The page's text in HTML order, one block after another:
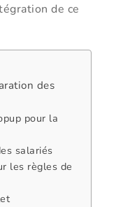
de ce
des
pour la
salariés
les règles de